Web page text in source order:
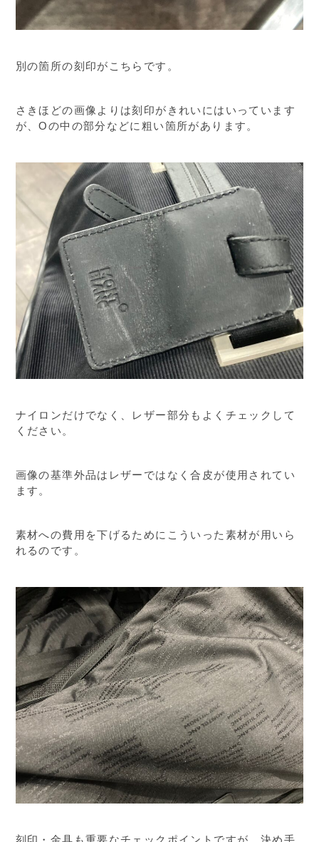
別の箇所の刻印がこちらです。
さきほどの画像よりは刻印がきれいにはいっています
が、Oの中の部分などに粗い箇所があります。
ナイロンだけでなく、レザー部分もよくチェックして
ください。
画像の基準外品はレザーではなく合皮が使用されてい
ます。
素材への費用を下げるためにこういった素材が用いら
れるのです。
刻印・金具も重要なチェックポイントですが、決め手